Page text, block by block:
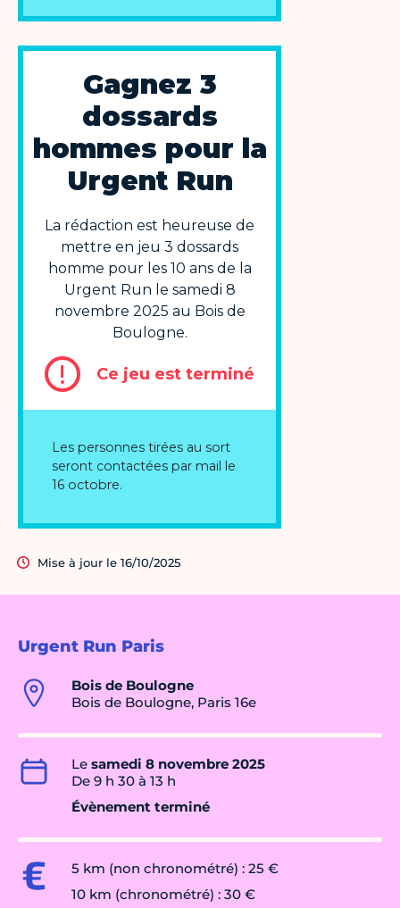
Urgent Run Paris
Bois de Boulogne
Bois de Boulogne, Paris 16e
Le samedi 8 novembre 2025
De 9 h 30 à 13 h
Évènement terminé
5 km (non chronométré) : 25 €
10 km (chronométré) : 30 €
Mise à jour le 16/10/2025